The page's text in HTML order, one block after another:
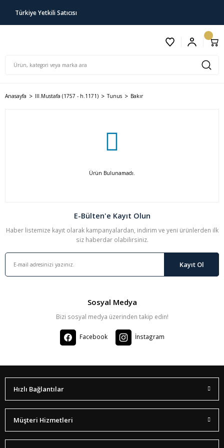
Türkiye Yetkili Satıcısı
Anasayfa III.Mustafa (1757 - h.1171) Tunus Bakır
Ürün Bulunamadı.
E-Bülten'e Kayıt Olun
Haber listemize kayıt olarak kampanyalardan, indirim ve yeni ürünlerden ilk
siz haberdar olabilirsiniz.
Kayıt Ol
Sosyal Medya
Bizi sosyal medya üzerinden takip edin!
Facebook İnstagram
Hızlı Bağlantılar
Müşteri Hizmetleri